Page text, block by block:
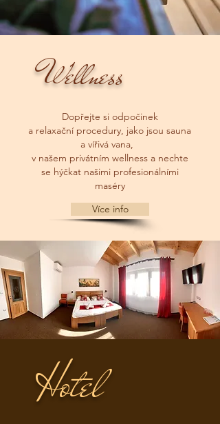
Wellness
Dopřejte si odpočinek
a relaxační procedury, jako jsou sauna
a vířivá vana,
v našem privátním wellness a nechte
se hýčkat našimi profesionálními
maséry
Více info
Hotel